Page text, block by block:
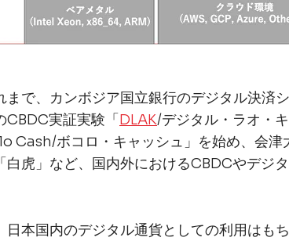
で、カンボジア国立銀行のデジタル決済シ
CBDC実証実験「 DLAK/デジタル・ラオ・
Cash/ボコロ・キャッシュ」を始め、会津
白虎」など、国内外におけるCBDCやデジ
日本国内のデジタル通貨としての利用はも